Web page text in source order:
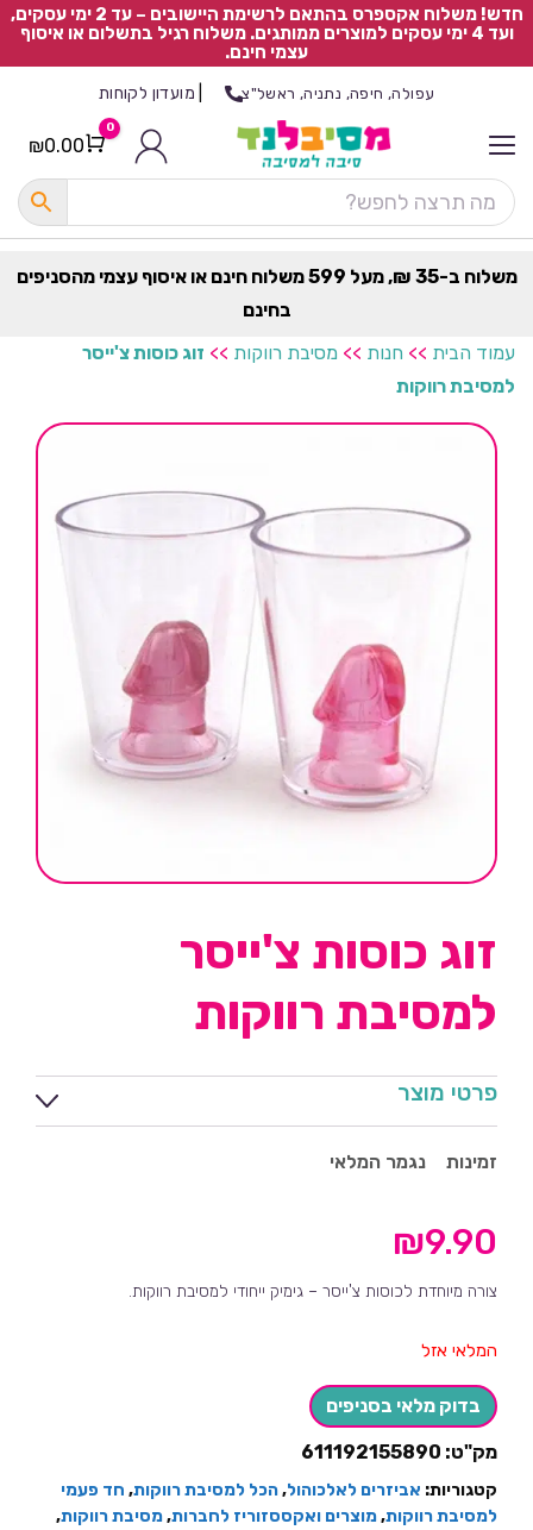
חדש! משלוח אקספרס בהתאם לרשימת היישובים – עד 2 ימי עסקים,
ועד 4 ימי עסקים למוצרים ממותגים. משלוח רגיל בתשלום או איסוף
עצמי חינם.
עפולה, חיפה, נתניה, ראשל"צ מועדון לקוחות
Cart
0
₪0.00
משלוח ב-35 ₪, מעל 599 משלוח חינם או איסוף עצמי מהסניפים
בחינם
עמוד הבית >> חנות >> מסיבת רווקות >> זוג כוסות צ'ייסר
למסיבת רווקות
זוג כוסות צ'ייסר
למסיבת רווקות
פרטי מוצר
זמינות נגמר המלאי
₪9.90
צורה מיוחדת לכוסות צ'ייסר – גימיק ייחודי למסיבת רווקות.
המלאי אזל
בדוק מלאי בסניפים
מק"ט: 611192155890
קטגוריות: אביזרים לאלכוהול,הכל למסיבת רווקות, חד פעמי
למסיבת רווקות,מוצרים ואקססזוריז לחברות,מסיבת רווקות,